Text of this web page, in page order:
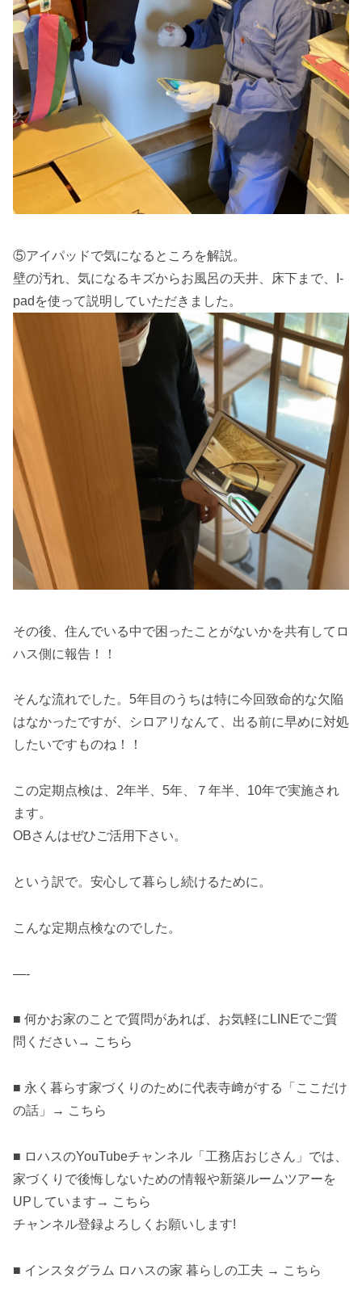
⑤アイパッドで気になるところを解説。
壁の汚れ、気になるキズからお風呂の天井、床下まで、I-
padを使って説明していただきました。
その後、住んでいる中で困ったことがないかを共有してロ
ハス側に報告！！
そんな流れでした。5年目のうちは特に今回致命的な欠陥
はなかったですが、シロアリなんて、出る前に早めに対処
したいですものね！！
この定期点検は、2年半、5年、７年半、10年で実施され
ます。
OBさんはぜひご活用下さい。
という訳で。安心して暮らし続けるために。
こんな定期点検なのでした。
—-
■ 何かお家のことで質問があれば、お気軽にLINEでご質
問ください→ こちら
■ 永く暮らす家づくりのために代表寺﨑がする「ここだけ
の話」→ こちら
■ ロハスのYouTubeチャンネル「工務店おじさん」では、
家づくりで後悔しないための情報や新築ルームツアーを
UPしています→ こちら
チャンネル登録よろしくお願いします!
■ インスタグラム ロハスの家 暮らしの工夫 → こちら